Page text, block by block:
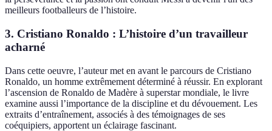
meilleurs footballeurs de l’histoire.
3. Cristiano Ronaldo : L’histoire d’un travailleur
acharné
Dans cette oeuvre, l’auteur met en avant le parcours de Cristiano
Ronaldo, un homme extrêmement déterminé à réussir. En explorant
l’ascension de Ronaldo de Madère à superstar mondiale, le livre
examine aussi l’importance de la discipline et du dévouement. Les
extraits d’entraînement, associés à des témoignages de ses
coéquipiers, apportent un éclairage fascinant.